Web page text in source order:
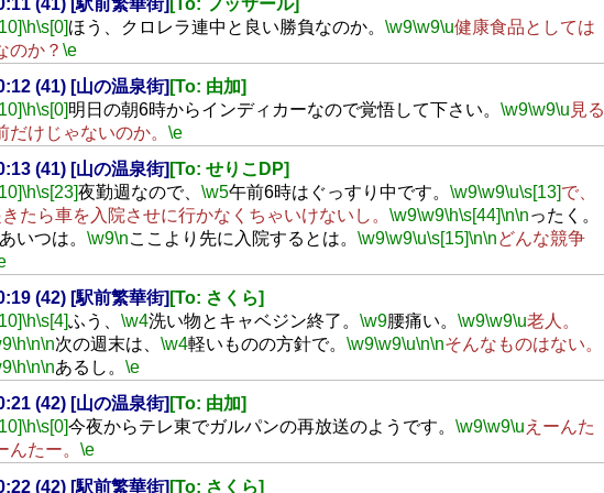
\h\s[0]ほう、クロレラ連中と良い勝負なのか。 \w9\w9\u健康食品としては
のか？ \e
(41) [山の温泉街] [To: 由加]
\h\s[0]明日の朝6時からインディカーなので覚悟して下さい。 \w9\w9\u 見る
だけじゃないのか。 \e
(41) [山の温泉街] [To: せりこDP]
\h\s[23]夜勤週なので、 \w5午前6時はぐっすり中です。 \w9\w9\u\s[13]で、
たら車を入院させに行かなくちゃいけないし。 \w9\w9\h\s[44]\n\nったく。
いつは。 \w9\nここより先に入院するとは。 \w9\w9\u\s[15]\n\nどんな競争
(42) [駅前繁華街] [To: さくら]
\h\s[4]ふう、 \w4洗い物とキャベジン終了。 \w9腰痛い。 \w9\w9\u老人。
\h\n\n次の週末は、 \w4軽いものの方針で。 \w9\w9\u\n\nそんなものはない。
\h\n\nあるし。 \e
(42) [山の温泉街] [To: 由加]
\h\s[0]今夜からテレ東でガルパンの再放送のようです。 \w9\w9\u えーんた
んたー。 \e
(42) [駅前繁華街] [To: さくら]